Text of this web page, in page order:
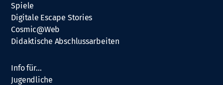
Spiele
Digitale Escape Stories
Cosmic@Web
Didaktische Abschlussarbeiten
Info für…
Jugendliche